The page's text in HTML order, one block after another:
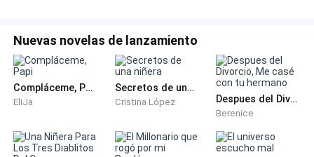
Nuevas novelas de lanzamiento
Compláceme, Papi
EliJa
Secretos de una niñera
Cristina López Despues del Divorcio, Me casé con tu hermano
Berenice